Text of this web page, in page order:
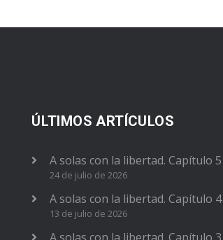
ÚLTIMOS ARTÍCULOS
A solas con la libertad. Capítulo 5
24 de julio de 2026
A solas con la libertad. Capítulo 4
13 de julio de 2026